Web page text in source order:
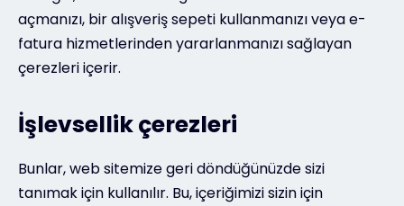
açmanızı, bir alışveriş sepeti kullanmanızı veya e-
fatura hizmetlerinden yararlanmanızı sağlayan
çerezleri içerir.
İşlevsellik çerezleri
Bunlar, web sitemize geri döndüğünüzde sizi
tanımak için kullanılır. Bu, içeriğimizi sizin için